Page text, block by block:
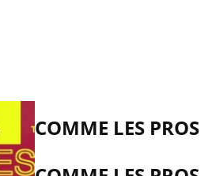
COMME LES PROS